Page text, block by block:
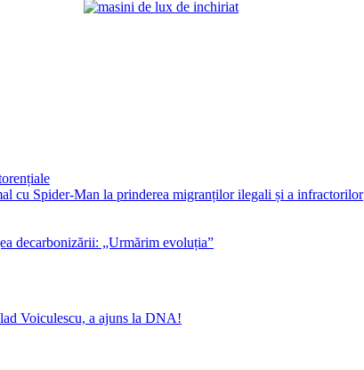
cu Spider-Man la prinderea migranților ilegali și a infractorilor
decarbonizării: „Urmărim evoluția”
Voiculescu, a ajuns la DNA!